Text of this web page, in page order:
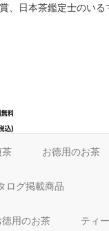
日本茶鑑定士のい
茶 お徳用のお茶
ログ掲載商品
徳用のお茶 ティ